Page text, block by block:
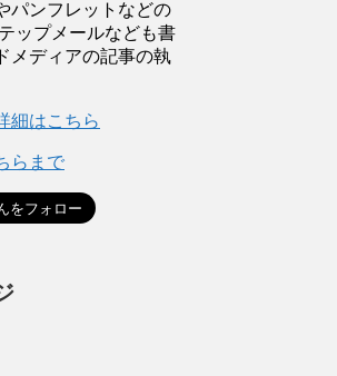
パンフレットなどの
ップメールなども書
メディアの記事の執
細はこちら
らまで